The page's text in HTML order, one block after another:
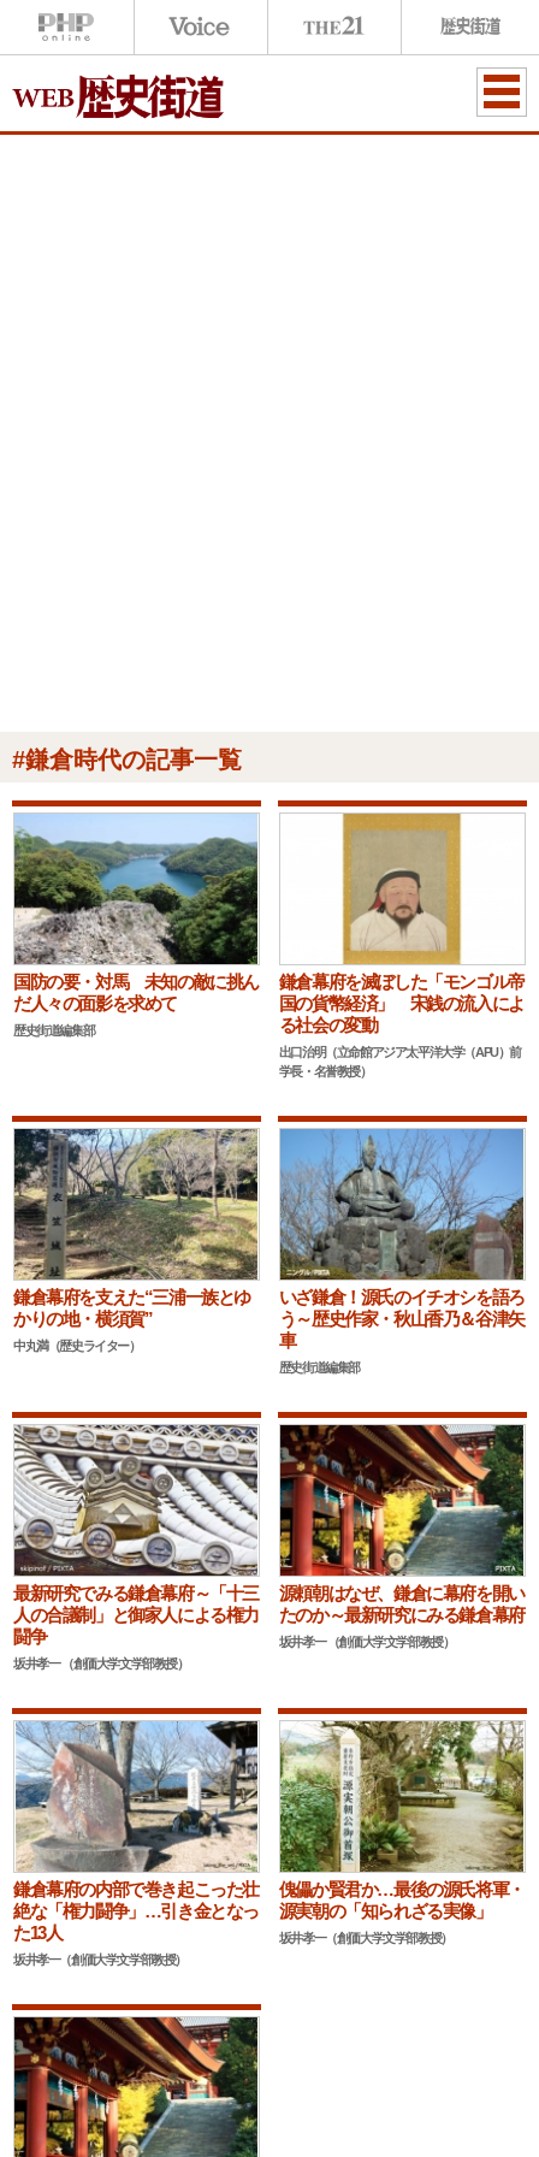
#鎌倉時代の記事一覧
国防の要・対馬 未知の敵に挑ん
だ人々の面影を求めて
歴史街道編集部
鎌倉幕府を滅ぼした「モンゴル帝
国の貨幣経済」 宋銭の流入によ
る社会の変動
出口治明（立命館アジア太平洋大学（APU）前
学長・名誉教授）
鎌倉幕府を支えた“三浦一族とゆ
かりの地・横須賀”
中丸満（歴史ライター）
いざ鎌倉！源氏のイチオシを語ろ
う～歴史作家・秋山香乃＆谷津矢
車
歴史街道編集部
最新研究でみる鎌倉幕府～「十三
人の合議制」と御家人による権力
闘争
坂井孝一 （創価大学文学部教授）
源頼朝はなぜ、鎌倉に幕府を開い
たのか～最新研究にみる鎌倉幕府
坂井孝一 （創価大学文学部教授）
鎌倉幕府の内部で巻き起こった壮
絶な「権力闘争」…引き金となっ
た13人
坂井孝一（創価大学文学部教授）
傀儡か賢君か…最後の源氏将軍・
源実朝の「知られざる実像」
坂井孝一（創価大学文学部教授）